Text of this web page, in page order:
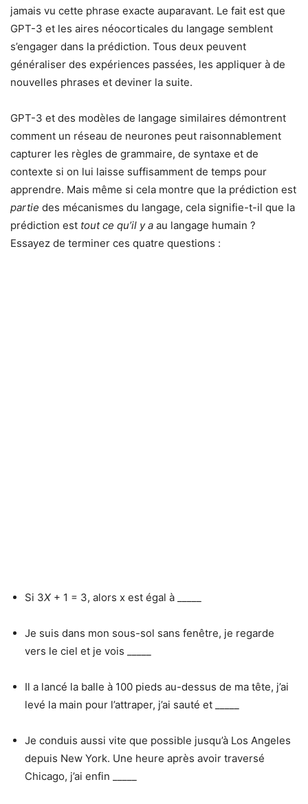
jamais vu cette phrase exacte auparavant. Le fait est que
GPT-3 et les aires néocorticales du langage semblent
s’engager dans la prédiction. Tous deux peuvent
généraliser des expériences passées, les appliquer à de
nouvelles phrases et deviner la suite.
GPT-3 et des modèles de langage similaires démontrent
comment un réseau de neurones peut raisonnablement
capturer les règles de grammaire, de syntaxe et de
contexte si on lui laisse suffisamment de temps pour
apprendre. Mais même si cela montre que la prédiction est
partie des mécanismes du langage, cela signifie-t-il que la
prédiction est tout ce qu’il y a au langage humain ?
Essayez de terminer ces quatre questions :
Si 3X + 1 = 3, alors x est égal à _____
Je suis dans mon sous-sol sans fenêtre, je regarde
vers le ciel et je vois _____
Il a lancé la balle à 100 pieds au-dessus de ma tête, j’ai
levé la main pour l’attraper, j’ai sauté et _____
Je conduis aussi vite que possible jusqu’à Los Angeles
depuis New York. Une heure après avoir traversé
Chicago, j’ai enfin _____